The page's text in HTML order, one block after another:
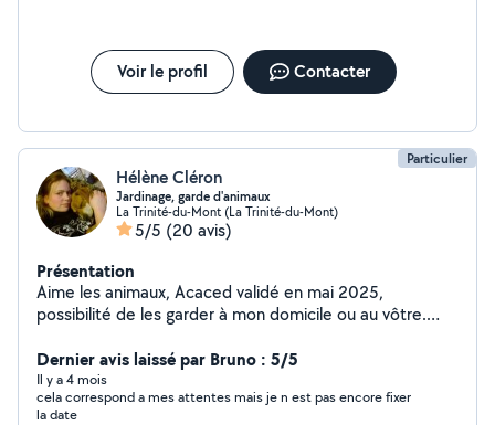
Voir le profil Contacter
Particulier
Hélène Cléron
Jardinage, garde d'animaux
La Trinité-du-Mont (La Trinité-du-Mont)
5/5 (20 avis)
Présentation
Aime les animaux, Acaced validé en mai 2025,
possibilité de les garder à mon domicile ou au vôtre.
passer le Karcher... Je peux faire également le ménage,
repassage,...
Dernier avis laissé par Bruno : 5/5
Il y a 4 mois
cela correspond a mes attentes mais je n est pas encore fixer
la date